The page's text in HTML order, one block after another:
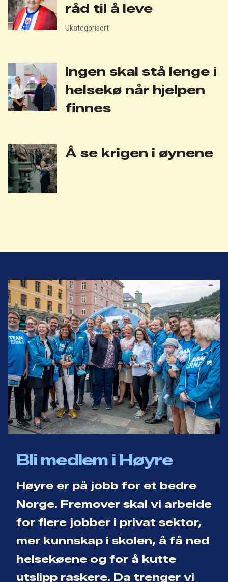
råd til å leve
Ukategorisert
Ingen skal stå lenge i
helsekø når hjelpen
finnes
Å se krigen i øynene
Bli medlem i Høyre
Høyre er på jobb for et bedre
Norge. Fremover skal vi arbeide
for flere jobber i privat sektor,
mer kunnskap i skolen, å få ned
helsekøene og for å kutte
utslipp raskere. Da trenger vi